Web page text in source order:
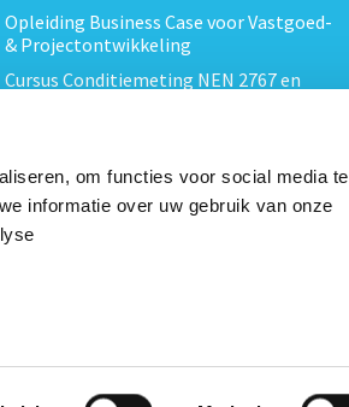
om functies voor social media te
informatie over uw gebruik van onze
Opleiding Business Case voor Vastgoed-
& Projectontwikkeling
Cursus Conditiemeting NEN 2767 en
Cursus EP-W Basis Woningen
Opleiding Professioneel VvE-beheer
Opleiding Projectleider Vastgoed